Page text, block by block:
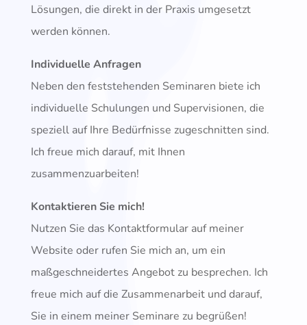
Lösungen, die direkt in der Praxis umgesetzt
werden können.
Individuelle Anfragen
Neben den feststehenden Seminaren biete ich
individuelle Schulungen und Supervisionen, die
speziell auf Ihre Bedürfnisse zugeschnitten sind.
Ich freue mich darauf, mit Ihnen
zusammenzuarbeiten!
Kontaktieren Sie mich!
Nutzen Sie das Kontaktformular auf meiner
Website oder rufen Sie mich an, um ein
maßgeschneidertes Angebot zu besprechen. Ich
freue mich auf die Zusammenarbeit und darauf,
Sie in einem meiner Seminare zu begrüßen!